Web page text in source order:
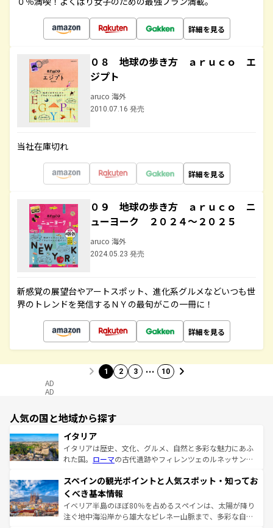
詳細を見る
０８ 地球の歩き方 ａｒｕｃｏ エ
ジプト
aruco 海外
2010.07.16 発売
当社在庫切れ
詳細を見る
０９ 地球の歩き方 ａｒｕｃｏ ニ
ューヨーク ２０２４～２０２５
aruco 海外
2024.05.23 発売
新感覚の展望台やアートスポット、進化系グルメなどいつも世
界のトレンドを発信するＮＹの最旬がこの一冊に！
詳細を見る
1 2 3 … 10
AD
AD
人気の国と地域から探す
イタリア
イタリアは歴史、文化、グルメ、自然と多彩な魅力にあふ
れた国。 ローマの古代遺跡やフィレンツェのルネッサンス
ろん、トスカーナの美しい田園風景やアマルフィ海岸の絶
景など、自然景観も見逃せない。観光の合間には、本場の
ピザやパスタなど、絶品のイタリア料理を堪能することも
できる。朝目覚めてから夜眠るまで、すべての瞬間を楽し
スペインの観光ポイントと人気スポット・知ってお
くべき基本情報
イベリア半島のほぼ80％を占めるスペインは、太陽が降り
注ぐ地中海沿岸から雄大なピレネー山脈まで、多彩な自然